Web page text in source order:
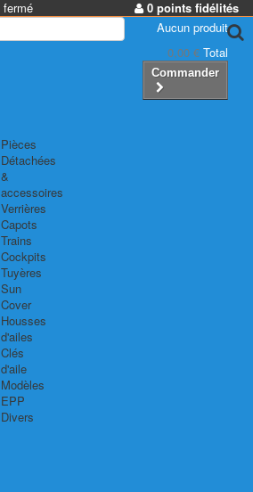
fermé
0 points fidélités
Aucun produit
0,00 € Total
Commander
Pièces
Détachées
&
accessoires
Verrières
Capots
Trains
Cockpits
Tuyères
Sun
Cover
Housses
d'ailes
Clés
d'aile
Modèles
EPP
Divers